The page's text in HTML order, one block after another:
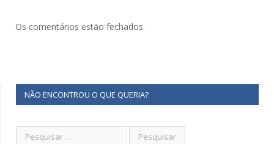
Os comentários estão fechados.
NÃO ENCONTROU O QUE QUERIA?